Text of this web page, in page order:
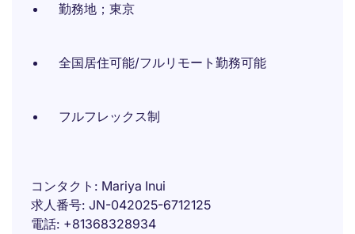
勤務地；東京
全国居住可能/フルリモート勤務可能
フルフレックス制
コンタクト
Mariya Inui
求人番号 JN-042025-6712125
電話 +81368328934